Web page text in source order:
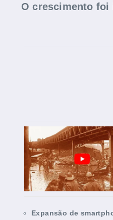
O crescimento
Expansão de